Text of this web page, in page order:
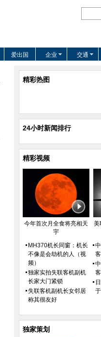
爱出国 企业 交通
精彩热图
24小时新闻排行
精彩视频
今年首次月全食将亮相天
宇
美
MH370机长同窗：机长
不像是会劫机的人（视
频）
独家实拍失联客机副机
长家大门紧锁
失联客机副机长女邻居
称其很友好
独家策划